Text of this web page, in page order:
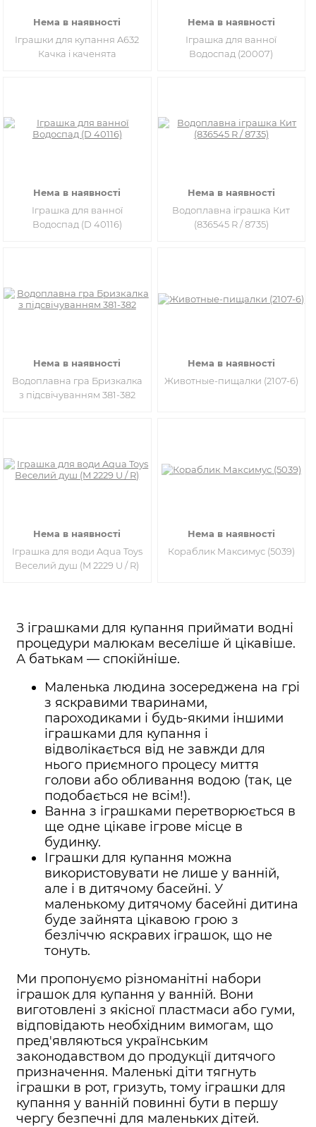
Нема в наявності
Іграшки для купання A632
Качка і каченята
Нема в наявності
Іграшка для ванної
Водоспад (20007)
Нема в наявності
Іграшка для ванної
Водоспад (D 40116)
Нема в наявності
Водоплавна іграшка Кит
(836545 R / 8735)
Нема в наявності
Водоплавна гра Бризкалка
з підсвічуванням 381-382
Нема в наявності
Животные-пищалки (2107-6)
Нема в наявності
Іграшка для води Aqua Toys
Веселий душ (M 2229 U / R)
Нема в наявності
Кораблик Максимус (5039)
З іграшками для купання приймати водні
процедури малюкам веселіше й цікавіше.
А батькам — спокійніше.
Маленька людина зосереджена на грі
з яскравими тваринами,
пароходиками і будь-якими іншими
іграшками для купання і
відволікається від не завжди для
нього приємного процесу миття
голови або обливання водою (так, це
подобається не всім!).
Ванна з іграшками перетворюється в
ще одне цікаве ігрове місце в
будинку.
Іграшки для купання можна
використовувати не лише у ванній,
але і в дитячому басейні. У
маленькому дитячому басейні дитина
буде зайнята цікавою грою з
безліччю яскравих іграшок, що не
тонуть.
Ми пропонуємо різноманітні набори
іграшок для купання у ванній. Вони
виготовлені з якісної пластмаси або гуми,
відповідають необхідним вимогам, що
пред'являються українським
законодавством до продукції дитячого
призначення. Маленькі діти тягнуть
іграшки в рот, гризуть, тому іграшки для
купання у ванній повинні бути в першу
чергу безпечні для маленьких дітей.